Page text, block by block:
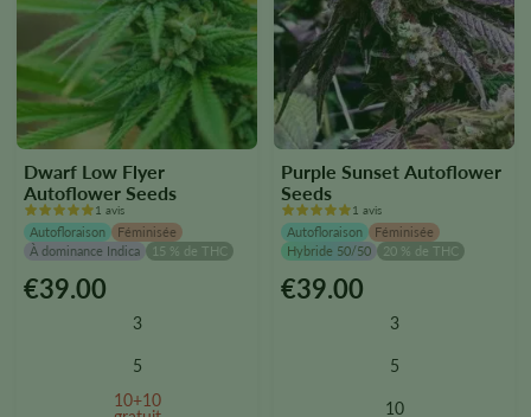
Dwarf Low Flyer
Autoflower Seeds
1 avis
Autofloraison
Féminisée
À dominance Indica
15 % de THC
€39.00
3
5
10+10
Ce
Purple Sunset Autoflower
Seeds
1 avis
Autofloraison
Féminisée
Hybride 50/50
20 % de THC
€39.00
3
5
10
Ce